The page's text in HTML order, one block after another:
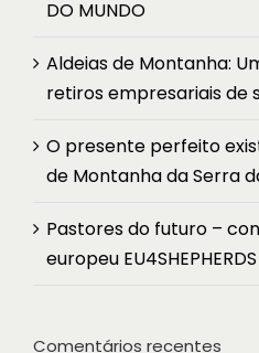
DO MUNDO
Aldeias de Montanha:
retiros empresariais de
O presente perfeito
de Montanha da Serra
Pastores do futuro –
europeu EU4SHEPHERDS
Comentários recentes